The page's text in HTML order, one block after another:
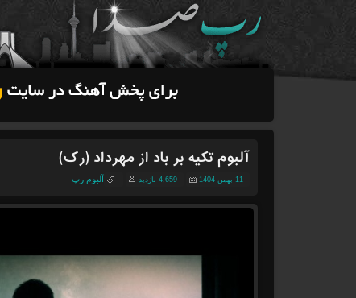
آلبوم تکیه بر باد از مهرداد (رک)
11 بهمن 1404 4,659 بازدید آلبوم رپ